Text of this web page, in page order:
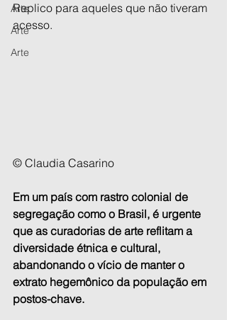
Arte
Arte
Arte
Replico para aqueles que não tiveram
acesso.
© Claudia Casarino
Em um país com rastro colonial de
segregação como o Brasil, é urgente
que as curadorias de arte reflitam a
diversidade étnica e cultural,
abandonando o vício de manter o
extrato hegemônico da população em
postos-chave.